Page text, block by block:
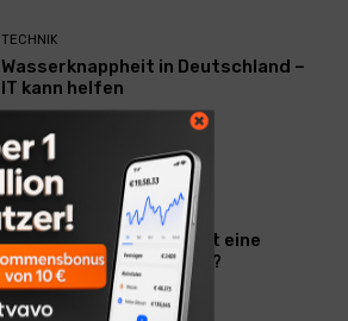
TECHNIK
Wasserknappheit in Deutschland –
IT kann helfen
ALLGEMEIN
Hitze in der Wohnung: Ist eine
Mietminderung möglich?